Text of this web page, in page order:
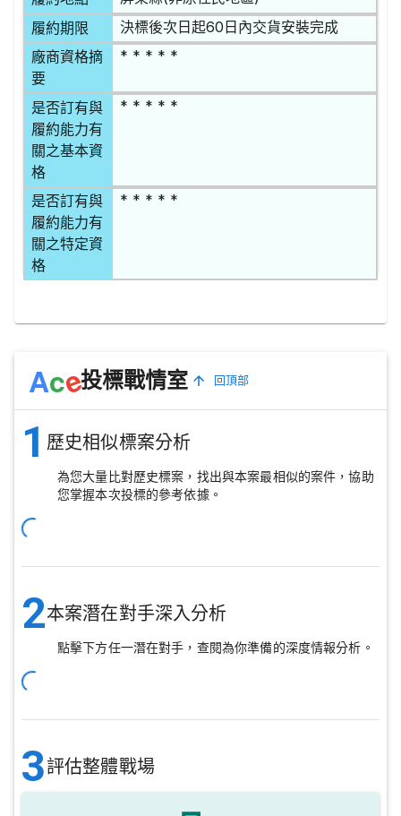
履約期限 決標後次日起60日內交貨安裝完成
廠商資格摘
要
* * * * *
是否訂有與
履約能力有
關之基本資
格
* * * * *
是否訂有與
履約能力有
關之特定資
格
* * * * *
Ace投標戰情室 回頂部
1 歷史相似標案分析
為您大量比對歷史標案，找出與本案最相似的案件，協助
您掌握本次投標的參考依據。
2本案潛在對手深入分析
點擊下方任一潛在對手，查閱為你準備的深度情報分析。
3評估整體戰場